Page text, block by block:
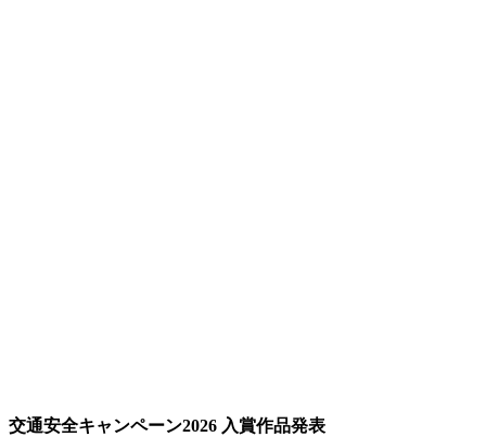
交通安全キャンペーン2026 入賞作品発表